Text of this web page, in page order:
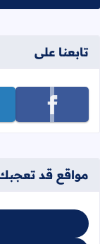
تابعنا على
تابعنا على facebook
مواقع قد